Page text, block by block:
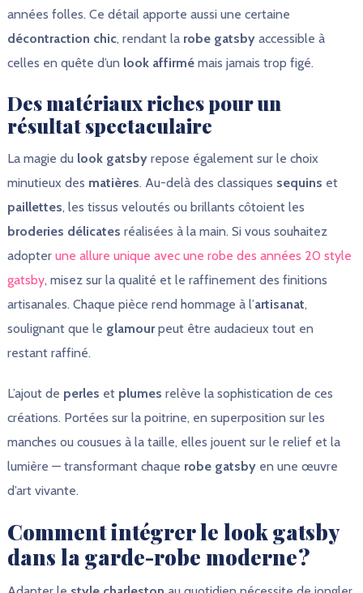
années folles. Ce détail apporte aussi une certaine
décontraction chic, rendant la robe gatsbyaccessible à
celles en quête d’un look affirmémais jamais trop figé.
Des matériaux riches pour un
résultat spectaculaire
La magie du look gatsbyrepose également sur le choix
minutieux des matières. Au-delà des classiques sequins et
paillettes, les tissus veloutés ou brillants côtoient les
broderies délicates réalisées à la main. Si vous souhaitez
adopter une allure unique avec une robe des années 20 style
gatsby, misez sur la qualité et le raffinement des finitions
artisanales. Chaque pièce rend hommage à l’artisanat,
soulignant que le glamourpeut être audacieux tout en
restant raffiné.
L’ajout de perles et plumes relève la sophistication de ces
créations. Portées sur la poitrine, en superposition sur les
manches ou cousues à la taille, elles jouent sur le relief et la
lumière — transformant chaque robe gatsbyen une œuvre
d’art vivante.
Comment intégrer le look gatsby
dans la garde-robe moderne ?